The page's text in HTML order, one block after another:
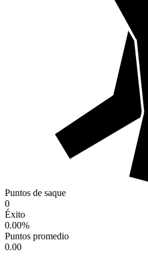
Puntos de saque
0
Éxito
0.00%
Puntos promedio
0.00